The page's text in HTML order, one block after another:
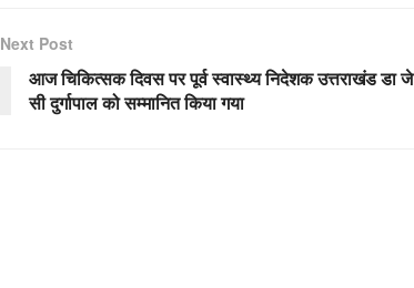
Next Post
आज चिकित्सक दिवस पर पूर्व स्वास्थ्य निदेशक उत्तराखंड डा जे
सी दुर्गापाल को सम्मानित किया गया